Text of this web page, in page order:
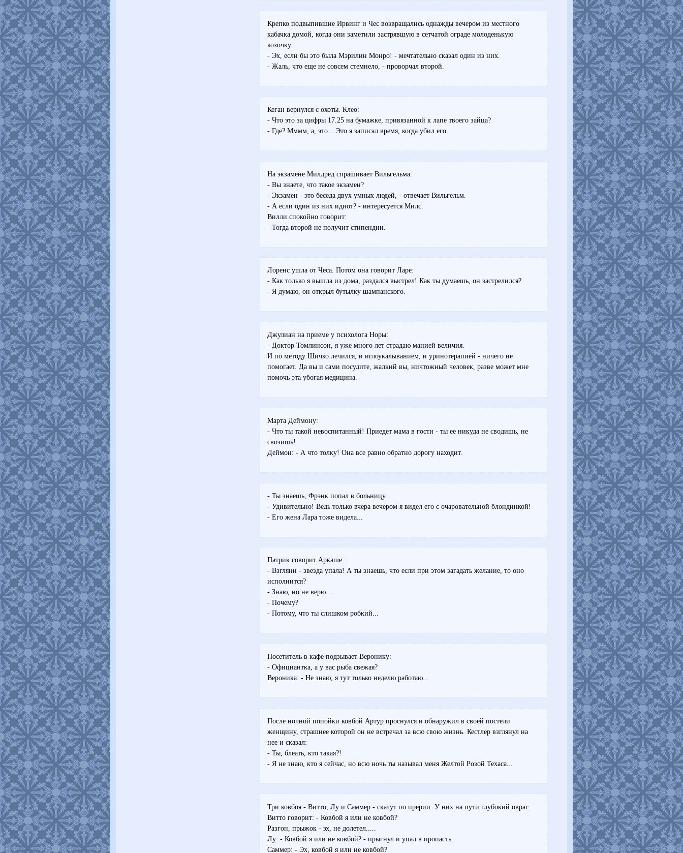
Крепко подвыпившие Ирвинг и Чес возвращались однажды вечером из местного
кабачка домой, когда они заметили застрявшую в сетчатой ограде молоденькую
козочку.
- Эх, если бы это была Мэрилин Монро! - мечтательно сказал один из них.
- Жаль, что еще не совсем стемнело, - проворчал второй.
Кеган вернулся с охоты. Клео:
- Что это за цифры 17.25 на бумажке, привязанной к лапе твоего зайца?
- Где? Мммм, а, это... Это я записал время, когда убил его.
Hа экзамене Милдред спрашивает Вильгельма:
- Вы знаете, что такое экзамен?
- Экзамен - это беседа двух умных людей, - отвечает Вильгельм.
- А если один из них идиот? - интересуется Милс.
Вилли спокойно говорит:
- Тогда второй не получит стипендии.
Лоренс ушла от Чеса. Потом она говорит Ларе:
- Как только я вышла из дома, раздался выстрел! Как ты думаешь, он застрелился?
- Я думаю, он открыл бутылку шампанского.
Джулиан на приеме у психолога Норы:
- Доктор Томлинсон, я уже много лет страдаю манией величия.
И по методу Шичко лечился, и иглоукалыванием, и уринотерапией - ничего не
помогает. Да вы и сами посудите, жалкий вы, ничтожный человек, разве может мне
помочь эта убогая медицина.
Марта Деймону:
- Что ты такой невоспитанный! Приедет мама в гости - ты ее никуда не сводишь, не
свозишь!
Деймон: - А что толку! Она все равно обратно дорогу находит.
- Ты знаешь, Фрэнк попал в больницу.
- Удивительно! Ведь только вчера вечером я видел его с очаровательной блондинкой!
- Его жена Лара тоже видела...
Патрик говорит Аркаше:
- Взгляни - звезда упала! А ты знаешь, что если при этом загадать желание, то оно
исполнится?
- Знаю, но не верю...
- Почему?
- Потому, что ты слишком робкий...
Посетитель в кафе подзывает Веронику:
- Официантка, а у вас рыба свежая?
Вероника: - Не знаю, я тут только неделю работаю...
После ночной попойки ковбой Артур проснулся и обнаружил в своей постели
женщину, страшнее которой он не встречал за всю свою жизнь. Кестлер взглянул на
нее и сказал:
- Ты, блеать, кто такая?!
- Я не знаю, кто я сейчас, но всю ночь ты называл меня Желтой Розой Техаса...
Три ковбоя - Витто, Лу и Саммер - скачут по прерии. У них на пути глубокий овраг.
Витто говорит: - Ковбой я или не ковбой?
Разгон, прыжок - эх, не долетел.....
Лу: - Ковбой я или не ковбой? - прыгнул и упал в пропасть.
Саммер: - Эх, ковбой я или не ковбой?